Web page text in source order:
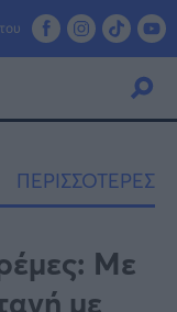
ΠΕΡΙΣΣΟΤΕΡΕΣ
Με
με